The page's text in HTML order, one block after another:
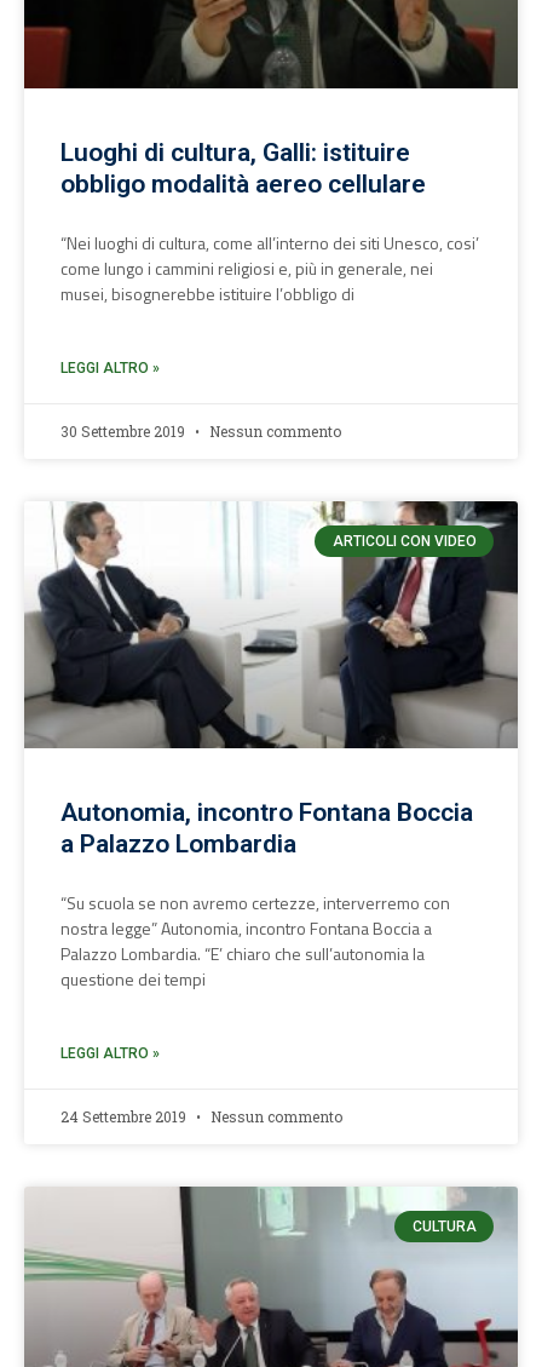
Luoghi di cultura, Galli: istituire
obbligo modalità aereo cellulare
“Nei luoghi di cultura, come all’interno dei siti Unesco, cosi’
come lungo i cammini religiosi e, più in generale, nei
musei, bisognerebbe istituire l’obbligo di
LEGGI ALTRO »
30 Settembre 2019 Nessun commento
ARTICOLI CON VIDEO
Autonomia, incontro Fontana Boccia
a Palazzo Lombardia
“Su scuola se non avremo certezze, interverremo con
nostra legge” Autonomia, incontro Fontana Boccia a
Palazzo Lombardia. “E’ chiaro che sull’autonomia la
questione dei tempi
LEGGI ALTRO »
24 Settembre 2019 Nessun commento
CULTURA